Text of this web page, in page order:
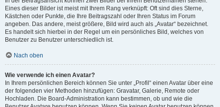
Eines dieser Bilder ist meist mit Ihrem Rang verknüpft: Oft sind dies Sterne,
Kästchen oder Punkte, die Ihre Beitragszahl oder Ihren Status im Forum
angeben. Das andere, meist größere, Bild wird auch als „Avatar“ bezeichnet.
Es handelt sich hierbei in der Regel um ein persönliches Bild, welches von
Benutzer zu Benutzer unterschiedlich ist.
Nach oben
Wie verwende ich einen Avatar?
In Ihrem persönlichen Bereich können Sie unter „Profil“ einen Avatar über eine
der folgenden vier Methoden hinzufügen: Gravatar, Galerie, Remote oder
Hochladen. Die Board-Administration kann bestimmen, ob und wie die